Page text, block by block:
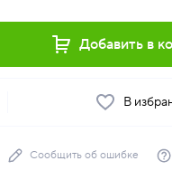
Добавить в
В
Сообщить об ошибке